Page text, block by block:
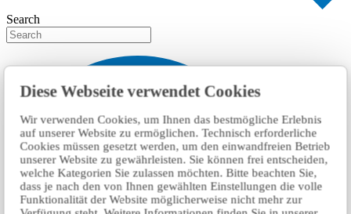
Diese Webseite verwendet Cookies
Wir verwenden Cookies, um Ihnen das bestmögliche Erlebnis
auf unserer Website zu ermöglichen. Technisch erforderliche
Cookies müssen gesetzt werden, um den einwandfreien Betrieb
unserer Website zu gewährleisten. Sie können frei entscheiden,
welche Kategorien Sie zulassen möchten. Bitte beachten Sie,
dass je nach den von Ihnen gewählten Einstellungen die volle
Funktionalität der Website möglicherweise nicht mehr zur
Search